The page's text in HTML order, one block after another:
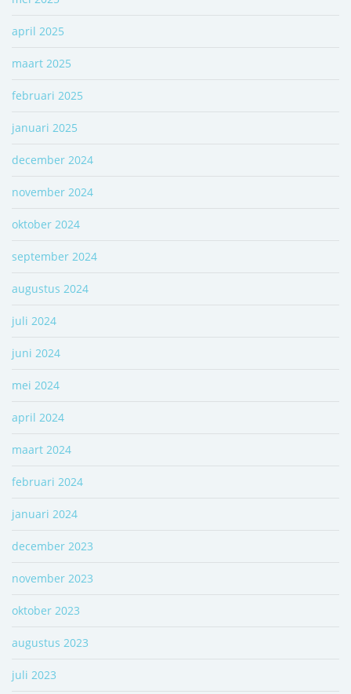
april 2025
maart 2025
februari 2025
januari 2025
december 2024
november 2024
oktober 2024
september 2024
augustus 2024
juli 2024
juni 2024
mei 2024
april 2024
maart 2024
februari 2024
januari 2024
december 2023
november 2023
oktober 2023
augustus 2023
juli 2023